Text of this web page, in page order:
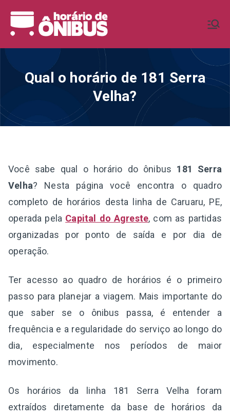
para
Ônibus BR
Horários de Ônibus de todo o
Qual o horário de 181 Serra
Velha?
Você sabe qual o horário do ônibus 181 Serra
Velha? Nesta página você encontra o quadro
completo de horários desta linha de Caruaru, PE,
operada pela Capital do Agreste, com as partidas
organizadas por ponto de saída e por dia de
operação.
Ter acesso ao quadro de horários é o primeiro
passo para planejar a viagem. Mais importante do
que saber se o ônibus passa, é entender a
frequência e a regularidade do serviço ao longo do
dia, especialmente nos períodos de maior
movimento.
Os horários da linha 181 Serra Velha foram
extraídos diretamente da base de horários da